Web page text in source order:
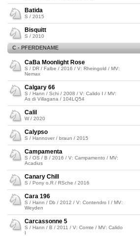
Batida
S / 2015
Bisquitt
S / 2010
C - PFERDENAME
CaBa Moonlight Rose
S / DR / Falbe / 2016 / V: Rheingold / MV:
Nemax
Calgary 66
S / Hann / Schi / 2008 / V: Calido I / MV:
As di Villagana / 104LQ54
Calil
W / 2020
Calypso
S / Hannover / braun / 2015
Campamenta
S / OS / B / 2016 / V: Campamento / MV:
Acadius
Canary Chill
S / Pony o.R / RSche / 2016
Cara 196
S / Hann / Db / 2012 / V: Contendro I / MV:
Weyden
Carcassonne 5
S / Hann / B / 2011 / V: Comte / MV: Calido
I